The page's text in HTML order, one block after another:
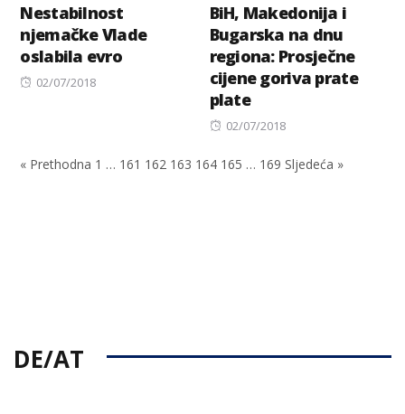
Nestabilnost
njemačke Vlade
oslabila evro
Posted
02/07/2018
BiH, Makedonija i
Bugarska na dnu
regiona: Prosječne
cijene goriva prate
plate
Posted
02/07/2018
« Prethodna 1 … 161 162 163 164 165 … 169 Sljedeća »
DE/AT